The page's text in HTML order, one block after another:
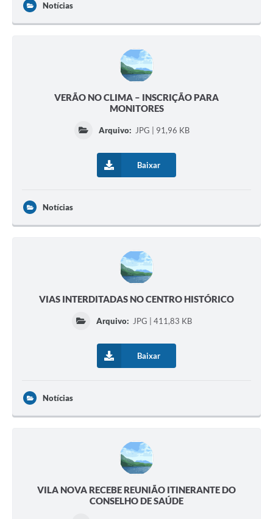
Notícias
VERÃO NO CLIMA – INSCRIÇÃO PARA
MONITORES
Arquivo: JPG | 91,96 KB
Baixar
Notícias
VIAS INTERDITADAS NO CENTRO HISTÓRICO
Arquivo: JPG | 411,83 KB
Baixar
Notícias
VILA NOVA RECEBE REUNIÃO ITINERANTE DO
CONSELHO DE SAÚDE